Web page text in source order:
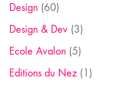
Design (60)
Design & Dev (3)
Ecole Avalon (5)
Editions du Nez (1)